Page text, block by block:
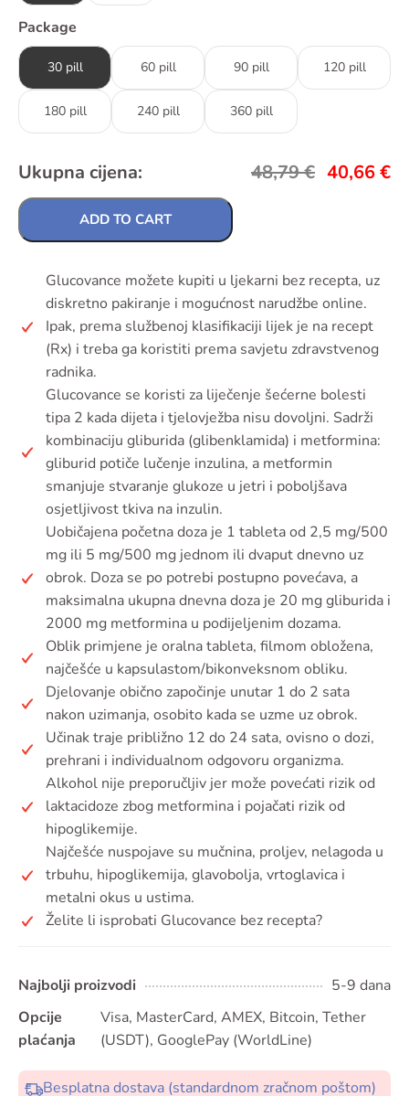
Package
30 pill 60 pill 90 pill 120 pill
180 pill 240 pill 360 pill
Ukupna cijena: 48,79€ 40,66€
ADD TO CART
Glucovance možete kupiti u ljekarni bez recepta, uz
diskretno pakiranje i mogućnost narudžbe online.
Ipak, prema službenoj klasifikaciji lijek je na recept
(Rx) i treba ga koristiti prema savjetu zdravstvenog
radnika.
Glucovance se koristi za liječenje šećerne bolesti
tipa 2 kada dijeta i tjelovježba nisu dovoljni. Sadrži
kombinaciju gliburida (glibenklamida) i metformina:
gliburid potiče lučenje inzulina, a metformin
smanjuje stvaranje glukoze u jetri i poboljšava
osjetljivost tkiva na inzulin.
Uobičajena početna doza je 1 tableta od 2,5 mg/500
mg ili 5 mg/500 mg jednom ili dvaput dnevno uz
obrok. Doza se po potrebi postupno povećava, a
maksimalna ukupna dnevna doza je 20 mg gliburida i
2000 mg metformina u podijeljenim dozama.
Oblik primjene je oralna tableta, filmom obložena,
najčešće u kapsulastom/bikonveksnom obliku.
Djelovanje obično započinje unutar 1 do 2 sata
nakon uzimanja, osobito kada se uzme uz obrok.
Učinak traje približno 12 do 24 sata, ovisno o dozi,
prehrani i individualnom odgovoru organizma.
Alkohol nije preporučljiv jer može povećati rizik od
laktacidoze zbog metformina i pojačati rizik od
hipoglikemije.
Najčešće nuspojave su mučnina, proljev, nelagoda u
trbuhu, hipoglikemija, glavobolja, vrtoglavica i
metalni okus u ustima.
Želite li isprobati Glucovance bez recepta?
Najbolji proizvodi
5-9 dana
Opcije
plaćanja
Visa, MasterCard, AMEX, Bitcoin, Tether
(USDT), GooglePay (WorldLine)
Besplatna dostava (standardnom zračnom poštom)